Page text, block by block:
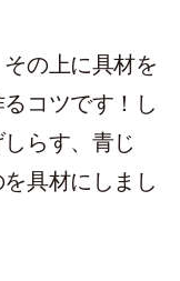
の上に具材を
コツです！し
らす、青じ
具材にしまし